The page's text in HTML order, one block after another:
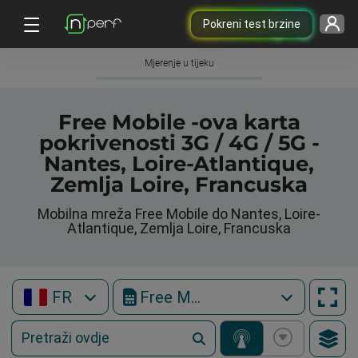
Pokreni test brzine
Mjerenje u tijeku
Free Mobile -ova karta
pokrivenosti 3G / 4G / 5G -
Nantes, Loire-Atlantique,
Zemlja Loire, Francuska
Mobilna mreža Free Mobile do Nantes, Loire-
Atlantique, Zemlja Loire, Francuska
FR Free Mobile